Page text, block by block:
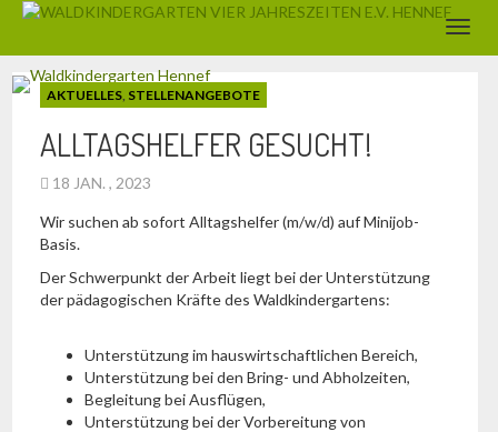
AKTUELLES, STELLENANGEBOTE
ALLTAGSHELFER GESUCHT!
18 JAN. , 2023
Wir suchen ab sofort Alltagshelfer (m/w/d) auf Minijob-
Basis.
Der Schwerpunkt der Arbeit liegt bei der Unterstützung
der pädagogischen Kräfte des Waldkindergartens:
Unterstützung im hauswirtschaftlichen Bereich,
Unterstützung bei den Bring- und Abholzeiten,
Begleitung bei Ausflügen,
Unterstützung bei der Vorbereitung von